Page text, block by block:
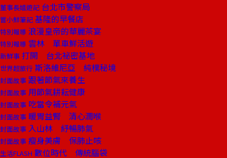
董事長嬉遊記 台北市警察局
嘗小鮮筆記 基隆的早餐店
特別報導 浪漫皇帝的華麗茶宴
特別報導 雲林 單車鮮活遊
新鮮事 打開 台北祕密基地
世界超旅行 斯洛維尼亞 純樸秘境
封面故事 跟著節氣來養生
封面故事 用節氣耕耘健康
封面故事 吃當令補元氣
封面故事 暖胃益腎 清心潤喉
封面故事 入山林 紓暢肺氣
封面故事 瘦身美膚 保肺止咳
生活FLASH 數位時代 傳統腦袋